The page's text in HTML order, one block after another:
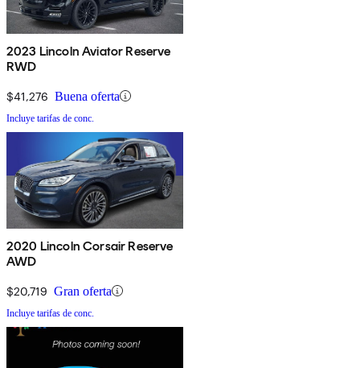
2023 Lincoln Aviator Reserve
RWD
$41,276 Buena oferta
Incluye tarifas de conc.
2020 Lincoln Corsair Reserve
AWD
$20,719 Gran oferta
Incluye tarifas de conc.